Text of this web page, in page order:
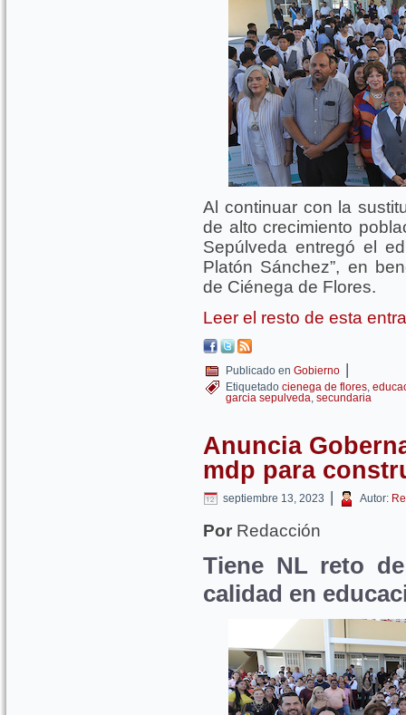
Al continuar con la
de alto crecimiento
Sepúlveda entregó el
Platón Sánchez”, en
de Ciénega de Flores.
Leer el resto de esta
Publicado en Gobierno |
Etiquetado cienega de flores,
garcia sepulveda, secundaria
Anuncia
mdp para
septiembre 13, 2023 | Autor:
Por Redacción
Tiene NL reto
calidad en